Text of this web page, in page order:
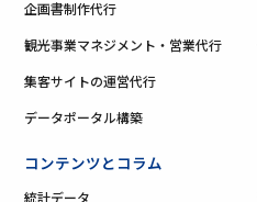
企画書制作代行
観光事業マネジメント・営業代行
集客サイトの運営代行
データポータル構築
コンテンツとコラム
統計データ